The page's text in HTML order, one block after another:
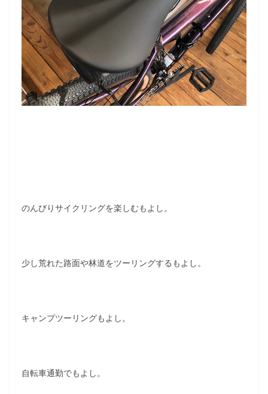
のんびりサイクリングを楽しむもよし。
少し荒れた路面や林道をツーリングするもよし。
キャンプツーリングもよし。
自転車通勤でもよし。